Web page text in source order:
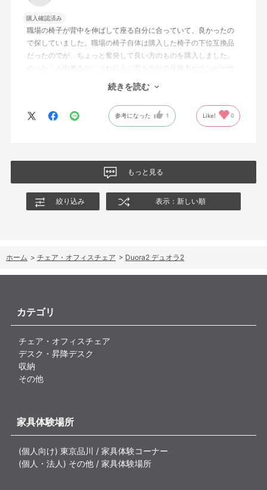
購入確認済み
職場の椅子が背中を伸ばして座る自分に合っていて、良かったの
で探していました。職場の椅子自体は購入した椅子の下位互換品
だったのでが、ちょっと奮発して良い方のものを購入しました。
ゆったりも出来るが、それ以上に背もたれの反発力やランバーサ
ポートを突き出したり出来るので、モニターに向かわす方にも力
が入っていて仕事をするにはすごく良い椅子でした。
続きを読む
参考になった 1 Like! 0
もっと見る
絞り込み 表示：新しい順
ホーム > チェア・オフィスチェア > Duora2 デュオラ2
カテゴリ
チェア・オフィスチェア
デスク・昇降デスク
収納
その他
家具体験場所
(個人向け) 東京品川 / 家具体験コーナー
(個人・法人) その他 / 家具体験場所